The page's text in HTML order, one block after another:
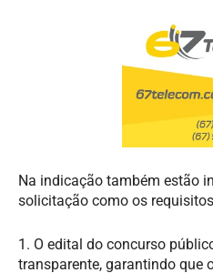
Na indicação também estão
solicitação como os
1. O edital do concurso
transparente, garantindo que